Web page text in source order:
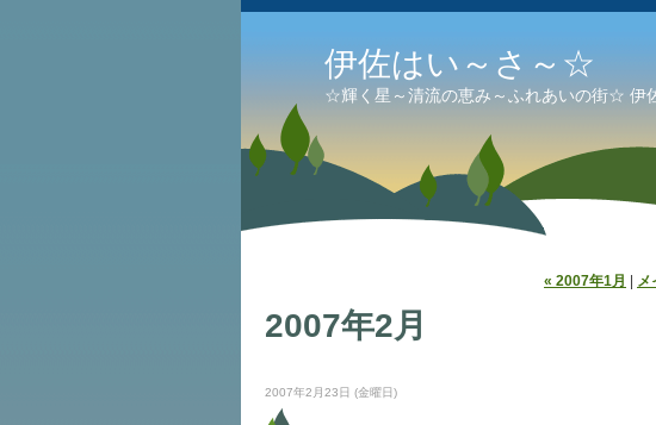
伊佐はい～さ～☆
☆輝く星～清流の恵み～ふれあいの街☆ 伊
« 2007年1月 メ
2007年2月
2007年2月23日 (金曜日)